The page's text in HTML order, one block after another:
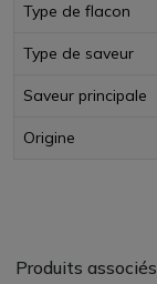
Type de flacon
Type de saveur
Saveur principale
Origine
Produits associés